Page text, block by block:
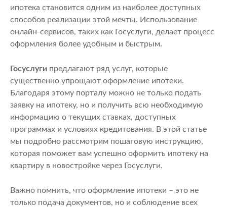
ипотека становится одним из наиболее доступных
способов реализации этой мечты. Использование
онлайн-сервисов, таких как Госуслуги, делает процесс
оформления более удобным и быстрым.
Госуслуги предлагают ряд услуг, которые
существенно упрощают оформление ипотеки.
Благодаря этому порталу можно не только подать
заявку на ипотеку, но и получить всю необходимую
информацию о текущих ставках, доступных
программах и условиях кредитования. В этой статье
мы подробно рассмотрим пошаговую инструкцию,
которая поможет вам успешно оформить ипотеку на
квартиру в новостройке через Госуслуги.
Важно помнить, что оформление ипотеки – это не
только подача документов, но и соблюдение всех